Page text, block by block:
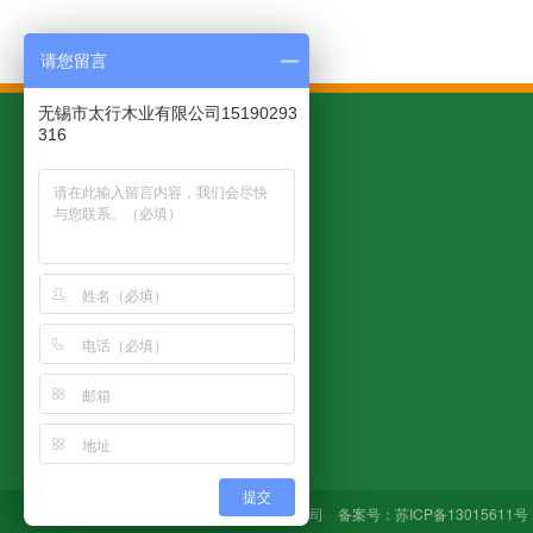
太行产品
木托盘
模压托盘
钢边箱
钢边箱案例
纸箱案例
Copyright © 无锡市太行木业有限公司 备案号： 苏ICP备13015611号
请您留言
无锡市太行木业有限公司15190293
316
提交